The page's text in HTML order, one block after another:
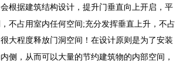
会根据建筑结构设计，提升门垂直向上开启，平
不占用室内任何空间 ;充分发挥垂直上升，不占
大程度释放门洞空间！在设计原则是为了安装
侧，从而可以大量的节约建筑物的内部空间，